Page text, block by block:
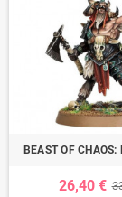
BEAST OF CHAOS:
26,40 €